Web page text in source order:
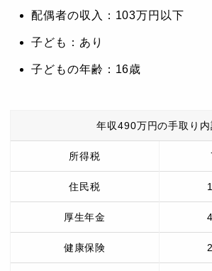
配偶者の収入：103万円以下
子ども：あり
子どもの年齢：16歳
年収490万円の手取り内
所得税
住民税
厚生年金
健康保険